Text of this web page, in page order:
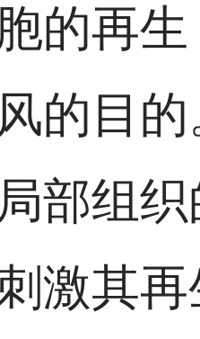
的再
的目
部组织
激其